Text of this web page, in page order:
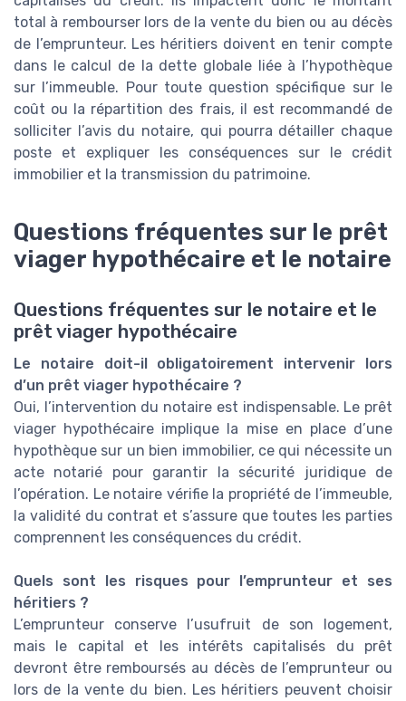
total à rembourser lors de la vente du bien ou au décès
de l’emprunteur. Les héritiers doivent en tenir compte
dans le calcul de la dette globale liée à l’hypothèque
sur l’immeuble. Pour toute question spécifique sur le
coût ou la répartition des frais, il est recommandé de
solliciter l’avis du notaire, qui pourra détailler chaque
poste et expliquer les conséquences sur le crédit
immobilier et la transmission du patrimoine.
Questions fréquentes sur le prêt
viager hypothécaire et le notaire
Questions fréquentes sur le notaire et le
prêt viager hypothécaire
Le notaire doit-il obligatoirement intervenir lors
d’un prêt viager hypothécaire ?
Oui, l’intervention du notaire est indispensable. Le prêt
viager hypothécaire implique la mise en place d’une
hypothèque sur un bien immobilier, ce qui nécessite un
acte notarié pour garantir la sécurité juridique de
l’opération. Le notaire vérifie la propriété de l’immeuble,
la validité du contrat et s’assure que toutes les parties
comprennent les conséquences du crédit.
Quels sont les risques pour l’emprunteur et ses
héritiers ?
L’emprunteur conserve l’usufruit de son logement,
mais le capital et les intérêts capitalisés du prêt
devront être remboursés au décès de l’emprunteur ou
lors de la vente du bien. Les héritiers peuvent choisir